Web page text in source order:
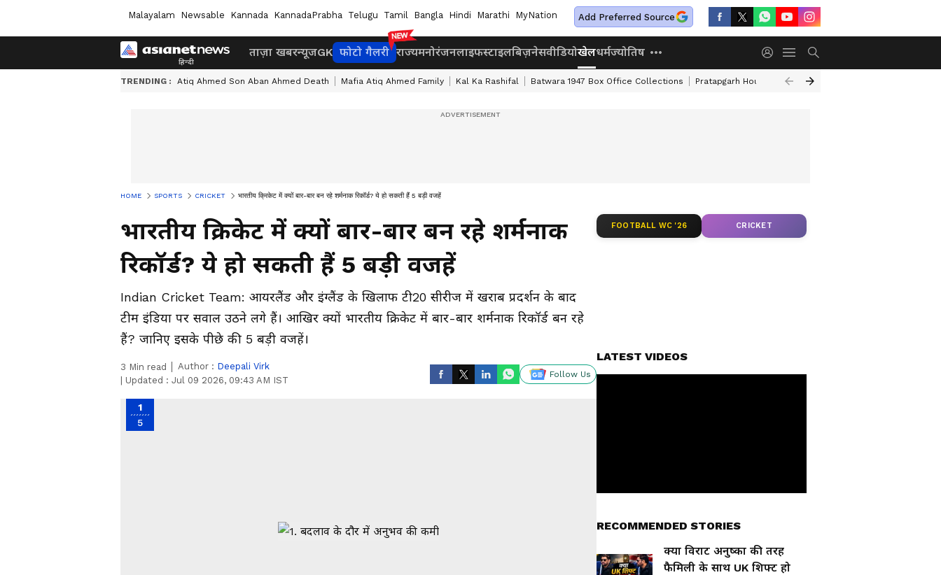
Malayalam Newsable Kannada KannadaPrabha Telugu Tamil Bangla Hindi Marathi MyNation Add Preferred Source
ताज़ा खबरन्यूजGK फोटो गैलरी राज्यमनोरंजनलाइफस्टाइलबिज़नेसवीडियोखेलधर्मज्योतिष
TRENDING : Atiq Ahmed Son Aban Ahmed Death Mafia Atiq Ahmed Family Kal Ka Rashifal Batwara 1947 Box Office Collections Pratapgarh House Collapse
HOME SPORTS CRICKET भारतीय क्रिकेट में क्यों बार-बार बन रहे शर्मनाक रिकॉर्ड? ये हो सकती हैं 5 बड़ी वजहें
भारतीय क्रिकेट में क्यों बार-बार बन रहे शर्मनाक
रिकॉर्ड? ये हो सकती हैं 5 बड़ी वजहें
Indian Cricket Team: आयरलैंड और इंग्लैंड के खिलाफ टी20 सीरीज में खराब प्रदर्शन के बाद
टीम इंडिया पर सवाल उठने लगे हैं। आखिर क्यों भारतीय क्रिकेट में बार-बार शर्मनाक रिकॉर्ड बन रहे
हैं? जानिए इसके पीछे की 5 बड़ी वजहें।
3 Min read Author : Deepali Virk
Updated : Jul 09 2026, 09:43 AM IST
Follow Us
1
5
FOOTBALL WC '26 CRICKET
LATEST VIDEOS
RECOMMENDED STORIES
क्या विराट अनुष्का की तरह
फैमिली के साथ UK शिफ्ट हो